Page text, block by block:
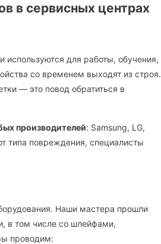
в сервисных центрах
для работы, обучения,
со временем выходят из строя.
— это повод обратиться в
производителей: Samsung, LG,
типа повреждения, специалисты
Наши мастера прошли
в том числе со шлейфами,
проводим: